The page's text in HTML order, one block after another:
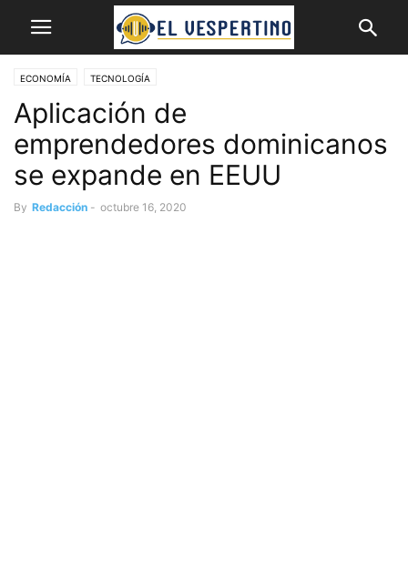
ECONOMÍA TECNOLOGÍA
Aplicación de
emprendedores dominicanos
se expande en EEUU
By Redacción - octubre 16, 2020